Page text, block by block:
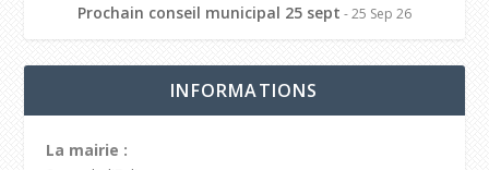
Prochain conseil municipal 25 sept - 25 Sep 26
INFORMATIONS
La mairie :